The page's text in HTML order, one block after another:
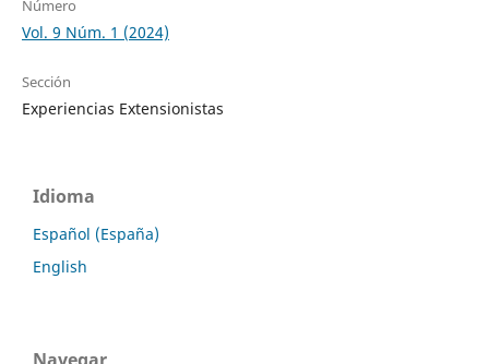
Número
Vol. 9 Núm. 1 (2024)
Sección
Experiencias Extensionistas
Idioma
Español (España)
English